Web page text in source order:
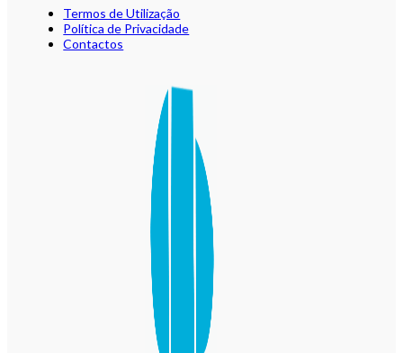
Termos de Utilização
Política de Privacidade
Contactos